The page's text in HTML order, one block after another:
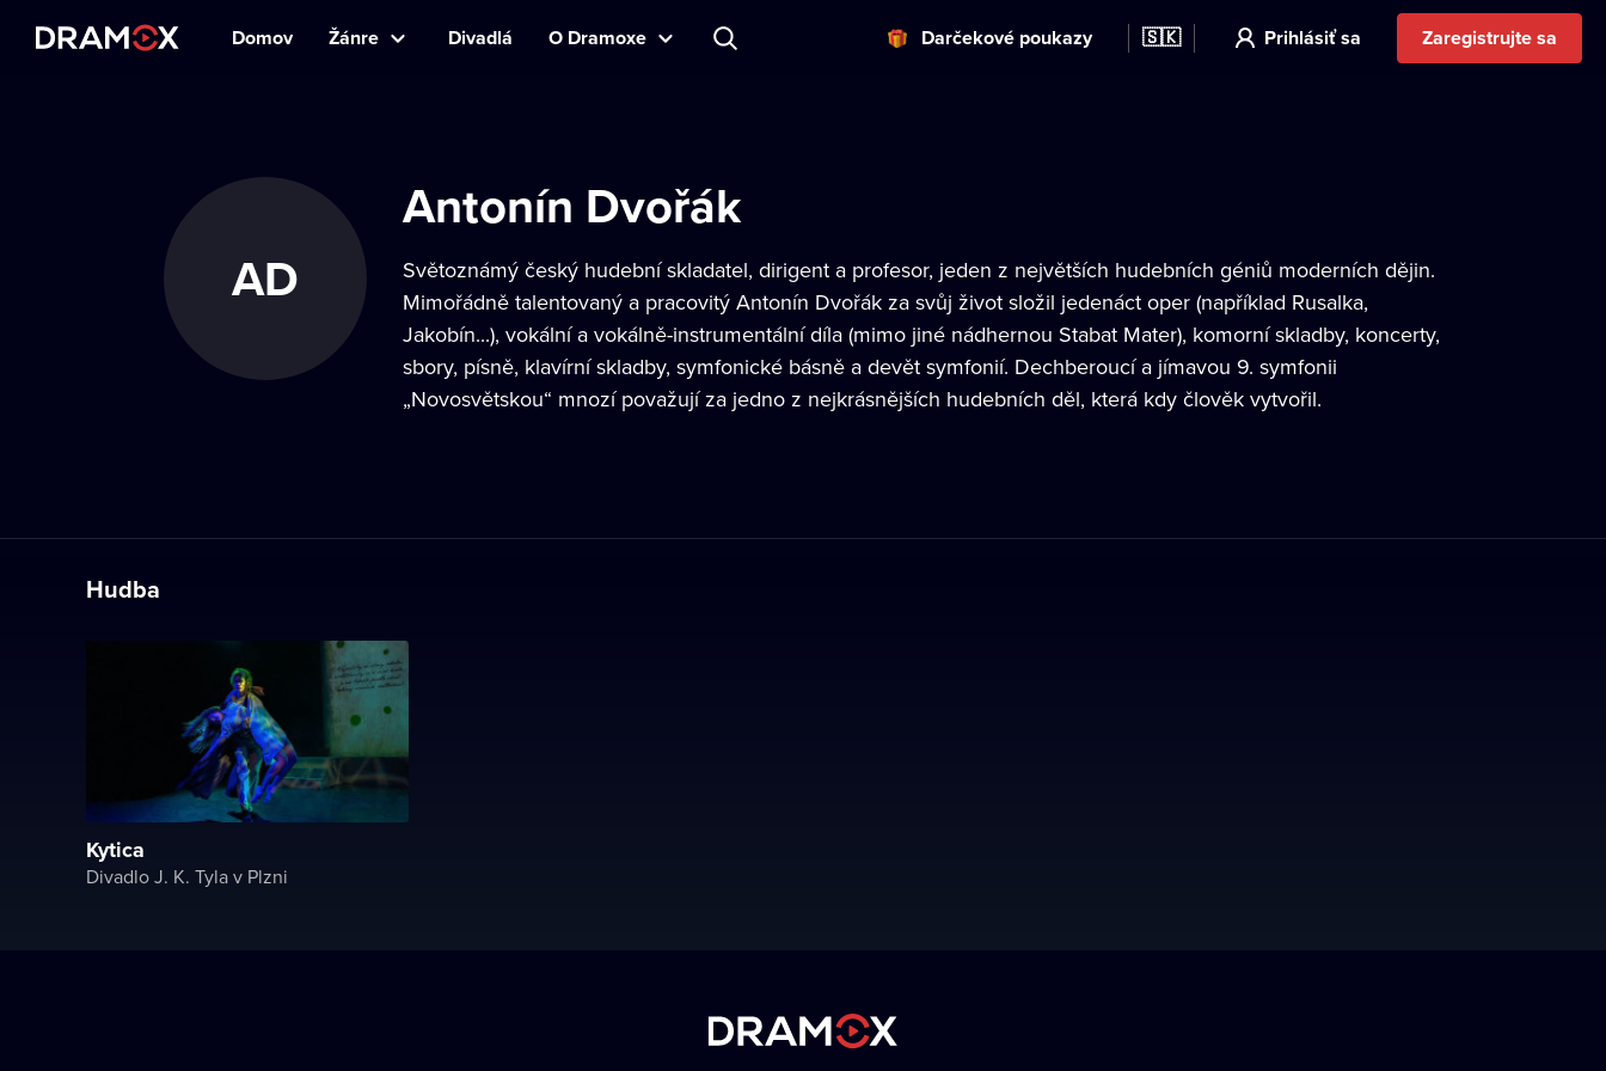
Domov Žánre Divadlá O Dramoxe Darčekové poukazy 🇸🇰 Prihlásiť sa Zaregistrujte sa
AD
Antonín Dvořák
Světoznámý český hudební skladatel, dirigent a profesor, jeden z největších hudebních géniů moderních dějin.
Mimořádně talentovaný a pracovitý Antonín Dvořák za svůj život složil jedenáct oper (například Rusalka,
Jakobín...), vokální a vokálně-instrumentální díla (mimo jiné nádhernou Stabat Mater), komorní skladby, koncerty,
sbory, písně, klavírní skladby, symfonické básně a devět symfonií. Dechberoucí a jímavou 9. symfonii
„Novosvětskou“ mnozí považují za jedno z nejkrásnějších hudebních děl, která kdy člověk vytvořil.
Hudba
Kytica
Divadlo J. K. Tyla v Plzni